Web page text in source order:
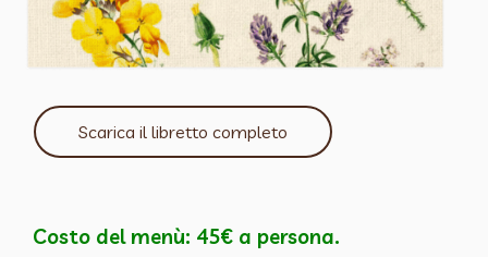
Scarica il libretto completo
Costo del menù: 45€ a persona.